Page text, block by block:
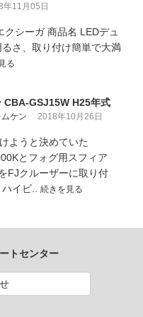
年11月05日
クシーガ 商品名 LEDデュ
さ、取り付け簡単で大満
る
CBA-GSJ15W H25年式
ケン 2018年10月26日
ようと決めていた
とフォグ用スフィア
FJクルーザーに取り付
イビ.. 続きを見る
トセンター